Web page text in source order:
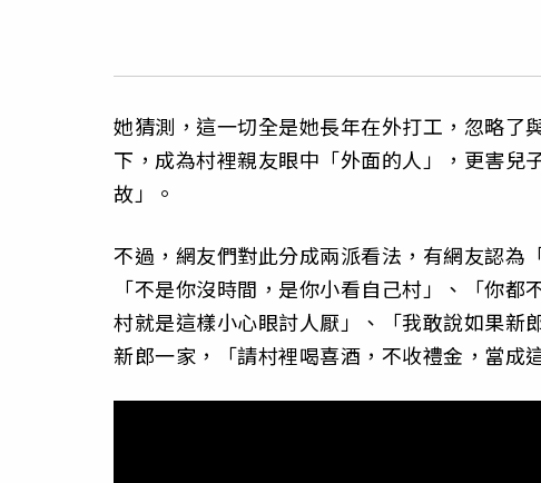
她猜測，這一切全是她長年在外打工，忽略了
下，成為村裡親友眼中「外面的人」，更害兒
故」。
不過，網友們對此分成兩派看法，有網友認為
「不是你沒時間，是你小看自己村」、「你
村就是這樣小心眼討人厭」、「我敢說如果新
新郎一家，「請村裡喝喜酒，不收禮金，當成